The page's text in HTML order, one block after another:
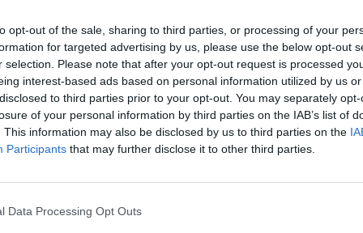
opt-out of the sale, sharing to third parties, or processing of your
for targeted advertising by us, please use the below opt-out
selection. Please note that after your opt-out request is processed
interest-based ads based on personal information utilized by us
to third parties prior to your opt-out. You may separately
of your personal information by third parties on the IAB’s list of
This information may also be disclosed by us to third parties on the
Participants that may further disclose it to other third parties.
Data Processing Opt Outs
karai"
Texas
karai"
Texas
2026
14:30"Vienas" ("Alone
8")
16:00"Riba"
("Extracted")
17:00 "Įstatymas ir
tvarka. Organizuotas
nusikalstamumas"
("Law & Order:
18:00"Kobra 11"
8")
16:00"Riba"
("Extracted")
tvarka. Organizuotas
nusikalstamumas"
("Law & Order:
Organized Crime 4")
("Alarm for Cobra 11")